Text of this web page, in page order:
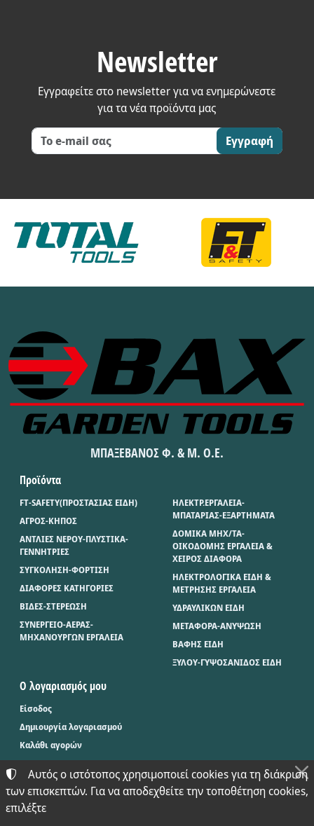
Newsletter
Εγγραφείτε στο newsletter για να ενημερώνεστε
για τα νέα προϊόντα μας
Εγγραφή
ΜΠΑΞΕΒΑΝΟΣ Φ. & Μ. Ο.Ε.
Προϊόντα
FT-SAFETY(ΠΡΟΣΤΑΣΙΑΣ ΕΙΔΗ)
ΑΓΡΟΣ-ΚΗΠΟΣ
ΑΝΤΛΙΕΣ ΝΕΡΟΥ-ΠΛΥΣΤΙΚΑ-
ΓΕΝΝΗΤΡΙΕΣ
ΣΥΓΚΟΛΗΣΗ-ΦΟΡΤΙΣΗ
ΔΙΑΦΟΡΕΣ ΚΑΤΗΓΟΡΙΕΣ
ΒΙΔΕΣ-ΣΤΕΡΕΩΣΗ
ΣΥΝΕΡΓΕΙΟ-ΑΕΡΑΣ-
ΜΗΧΑΝΟΥΡΓΩΝ ΕΡΓΑΛΕΙΑ
ΗΛΕΚΤΡ.ΕΡΓΑΛΕΙΑ-
ΜΠΑΤΑΡΙΑΣ-ΕΞΑΡΤΗΜΑΤΑ
ΔΟΜΙΚΑ ΜΗΧ/ΤΑ-
ΟΙΚΟΔΟΜΗΣ ΕΡΓΑΛΕΙΑ &
ΧΕΙΡΟΣ ΔΙΑΦΟΡΑ
ΗΛΕΚΤΡΟΛΟΓΙΚΑ ΕΙΔΗ &
ΜΕΤΡΗΣΗΣ ΕΡΓΑΛΕΙΑ
ΥΔΡΑΥΛΙΚΩΝ ΕΙΔΗ
ΜΕΤΑΦΟΡΑ-ΑΝΥΨΩΣΗ
ΒΑΦΗΣ ΕΙΔΗ
ΞΥΛΟΥ-ΓΥΨΟΣΑΝΙΔΟΣ ΕΙΔΗ
Ο λογαριασμός μου
Είσοδος
Δημιουργία λογαριασμού
Καλάθι αγορών
©2024-2026ΜΠΑΞΕΒΑΝΟΣ Φ. & Μ. Ο.Ε. - BAX.TOOLS
ΑΡΙΘΜΌΣ ΓΕΜΗ:
Αυτός ο ιστότοπος χρησιμοποιεί cookies για τη διάκριση
των επισκεπτών. Για να αποδεχθείτε την τοποθέτηση cookies,
επιλέξτε